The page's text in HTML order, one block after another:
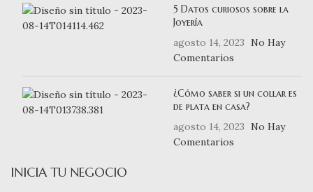
5 Datos curiosos sobre la
Joyería
agosto 14, 2023
No Hay
Comentarios
¿Cómo saber si un collar es
de plata en casa?
agosto 14, 2023
No Hay
Comentarios
INICIA TU NEGOCIO